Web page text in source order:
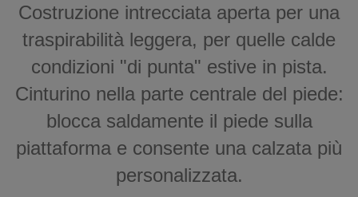
Costruzione intrecciata aperta per una
traspirabilità leggera, per quelle calde
condizioni "di punta" estive in pista.
Cinturino nella parte centrale del piede:
blocca saldamente il piede sulla
piattaforma e consente una calzata più
personalizzata.